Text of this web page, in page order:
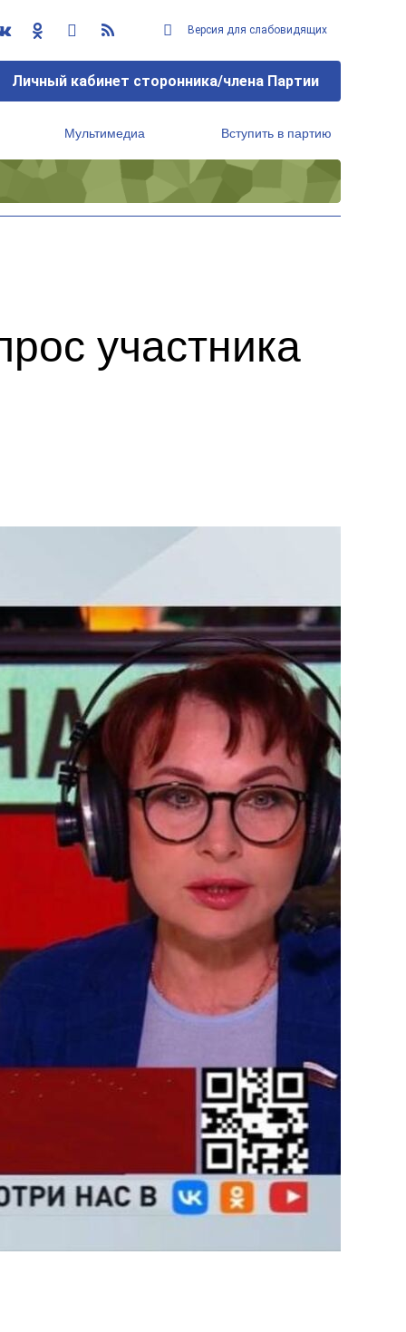
Версия для слабовидящих
Личный кабинет сторонника/члена Партии
Мультимедиа Вступить в партию
участника